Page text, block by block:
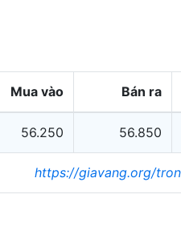
Mua vào Bán ra
56.250 56.850
https://giavang.org/